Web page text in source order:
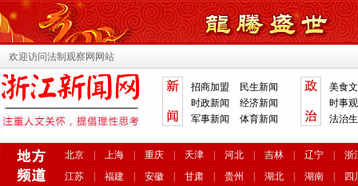
欢迎访问法制观察网网站
招商加盟
民生新闻
时政新闻
经济新闻
军事新闻
体育新闻
美食
时事
法治
北京 上海 重庆 天津 河北 吉林 辽宁
浙
江苏
福建 安徽 甘肃 贵州 湖北 湖南 四